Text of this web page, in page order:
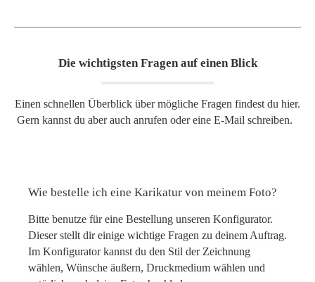
Die wichtigsten Fragen auf einen Blick
Einen schnellen Überblick über mögliche Fragen findest du hier.
Gern kannst du aber auch anrufen oder eine E-Mail schreiben.
Wie bestelle ich eine Karikatur von meinem Foto?
Bitte benutze für eine Bestellung unseren Konfigurator.
Dieser stellt dir einige wichtige Fragen zu deinem Auftrag.
Im Konfigurator kannst du den Stil der Zeichnung
wählen, Wünsche äußern, Druckmedium wählen und